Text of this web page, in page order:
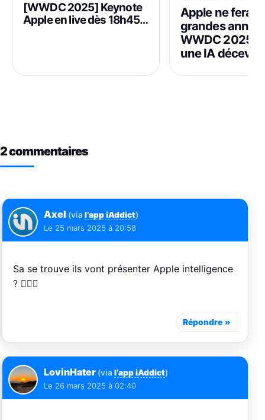
[WWDC 2025] Keynote
Apple en live dès 18h45
Apple ne ferait
grandes
WWDC 2025,
une IA
2 commentaires
Axel (via l’app iAddict)
Le 25 mars 2025 à 20:58
Sa se trouve ils vont présenter Apple intelligence
? 🤦🏻‍♂️
Répondre
LovinHater (via l’app iAddict)
Le 26 mars 2025 à 02:40